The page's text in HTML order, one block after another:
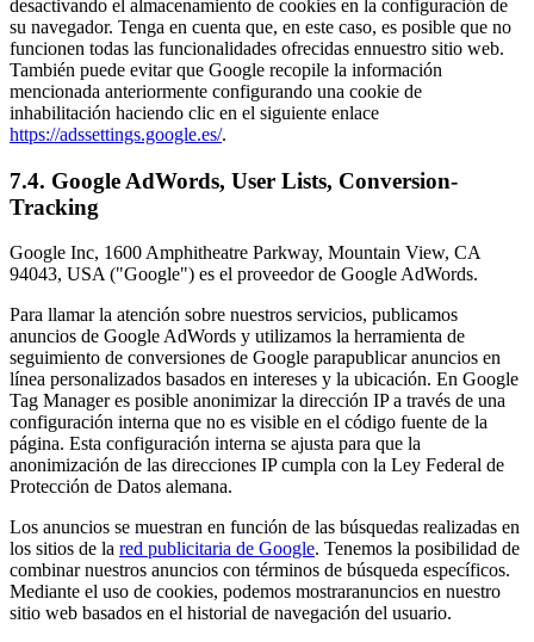
desactivando el almacenamiento de cookies en la configuración de
su navegador. Tenga en cuenta que, en este caso, es posible que no
funcionen todas las funcionalidades ofrecidas ennuestro sitio web.
También puede evitar que Google recopile la información
mencionada anteriormente configurando una cookie de
inhabilitación haciendo clic en el siguiente enlace
https://adssettings.google.es/.
7.4. Google AdWords, User Lists, Conversion-
Tracking
Google Inc, 1600 Amphitheatre Parkway, Mountain View, CA
94043, USA ("Google") es el proveedor de Google AdWords.
Para llamar la atención sobre nuestros servicios, publicamos
anuncios de Google AdWords y utilizamos la herramienta de
seguimiento de conversiones de Google parapublicar anuncios en
línea personalizados basados en intereses y la ubicación. En Google
Tag Manager es posible anonimizar la dirección IP a través de una
configuración interna que no es visible en el código fuente de la
página. Esta configuración interna se ajusta para que la
anonimización de las direcciones IP cumpla con la Ley Federal de
Protección de Datos alemana.
Los anuncios se muestran en función de las búsquedas realizadas en
los sitios de la red publicitaria de Google. Tenemos la posibilidad de
combinar nuestros anuncios con términos de búsqueda específicos.
Mediante el uso de cookies, podemos mostraranuncios en nuestro
sitio web basados en el historial de navegación del usuario.